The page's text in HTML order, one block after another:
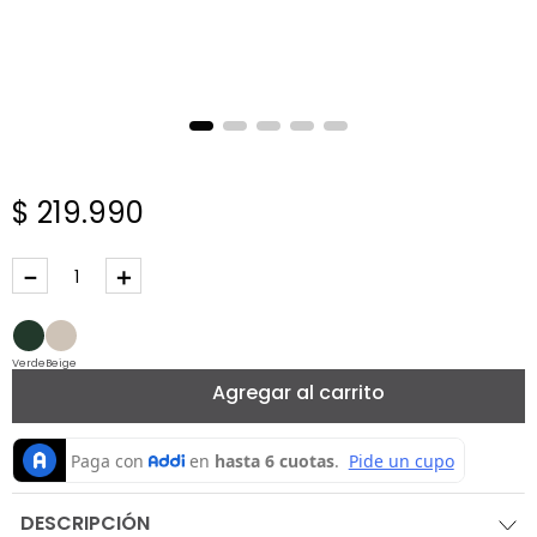
$ 219.990
＋
－
VerdeBeige
Agregar al carrito
DESCRIPCIÓN